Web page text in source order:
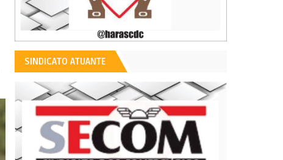
SINDICATO ATUANTE